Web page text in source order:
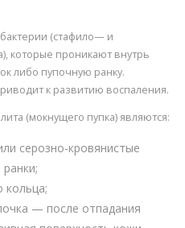
(стафило— и
которые проникают внутрь
либо пупочную ранку.
к развитию воспаления.
(мокнущего пупка) являются:
серозно-кровянистые
кольца;
— после отпадания